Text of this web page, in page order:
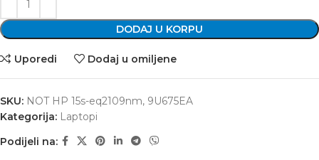
DODAJ U KORPU
Uporedi Dodaj u omiljene
SKU: NOT HP 15s-eq2109nm, 9U675EA
Kategorija: Laptopi
Podijeli na: